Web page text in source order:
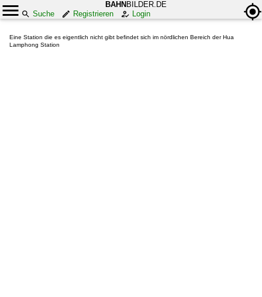
BAHN BILDER.DE
Suche
Registrieren Login
Eine Station die es eigentlich nicht gibt befindet sich im nördlichen Bereich der Hua
Lamphong Station